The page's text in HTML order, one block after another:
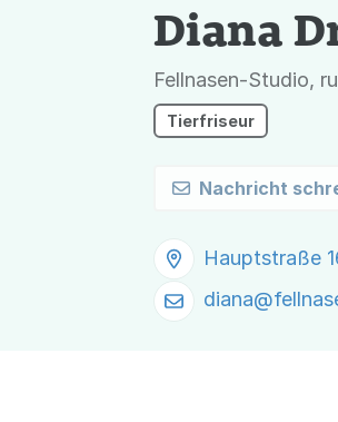
Diana
Fellnasen-Studio,
Tierfriseur
Nachricht
Hauptstraße
diana@